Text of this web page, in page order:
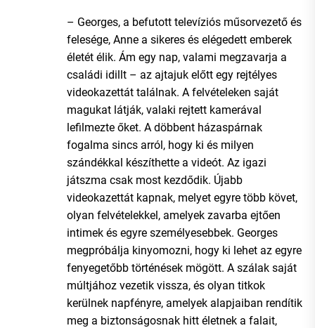
– Georges, a befutott televíziós műsorvezető és
felesége, Anne a sikeres és elégedett emberek
életét élik. Ám egy nap, valami megzavarja a
családi idillt – az ajtajuk előtt egy rejtélyes
videokazettát találnak. A felvételeken saját
magukat látják, valaki rejtett kamerával
lefilmezte őket. A döbbent házaspárnak
fogalma sincs arról, hogy ki és milyen
szándékkal készíthette a videót. Az igazi
játszma csak most kezdődik. Újabb
videokazettát kapnak, melyet egyre több követ,
olyan felvételekkel, amelyek zavarba ejtően
intimek és egyre személyesebbek. Georges
megpróbálja kinyomozni, hogy ki lehet az egyre
fenyegetőbb történések mögött. A szálak saját
múltjához vezetik vissza, és olyan titkok
kerülnek napfényre, amelyek alapjaiban rendítik
meg a biztonságosnak hitt életnek a falait,